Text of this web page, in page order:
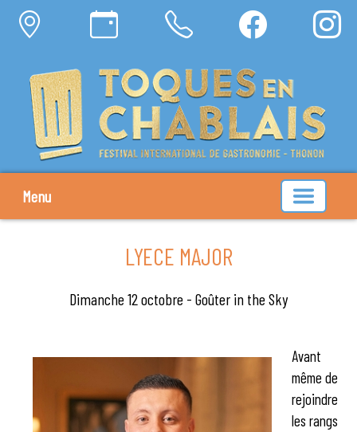
Menu
LYECE MAJOR
Dimanche 12 octobre - Goûter in the Sky
Avant
même de
rejoindre
les rangs